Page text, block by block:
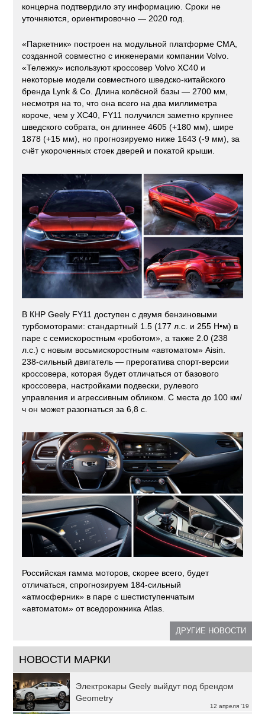
концерна подтвердило эту информацию. Сроки не
уточняются, ориентировочно — 2020 год.
«Паркетник» построен на модульной платформе CMA,
созданной совместно с инженерами компании Volvo.
«Тележку» используют кроссовер Volvo XC40 и
некоторые модели совместного шведско-китайского
бренда Lynk & Co. Длина колёсной базы — 2700 мм,
несмотря на то, что она всего на два миллиметра
короче, чем у XC40, FY11 получился заметно крупнее
шведского собрата, он длиннее 4605 (+180 мм), шире
1878 (+15 мм), но прогнозируемо ниже 1643 (-9 мм), за
счёт укороченных стоек дверей и покатой крыши.
В КНР Geely FY11 доступен с двумя бензиновыми
турбомоторами: стандартный 1.5 (177 л.с. и 255 Н•м) в
паре с семискоростным «роботом», а также 2.0 (238
л.с.) с новым восьмискоростным «автоматом» Aisin.
238-сильный двигатель — прерогатива спорт-версии
кроссовера, которая будет отличаться от базового
кроссовера, настройками подвески, рулевого
управления и агрессивным обликом. С места до 100 км/
ч он может разогнаться за 6,8 с.
Российская гамма моторов, скорее всего, будет
отличаться, спрогнозируем 184-сильный
«атмосферник» в паре с шестиступенчатым
«автоматом» от вседорожника Atlas.
ДРУГИЕ НОВОСТИ
НОВОСТИ МАРКИ
12 апреля '19
Электрокары Geely выйдут под брендом
Geometry